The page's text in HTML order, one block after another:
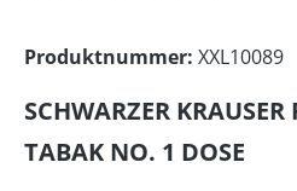
Produktnummer: XXL10089
SCHWARZER
TABAK NO. 1 DOSE